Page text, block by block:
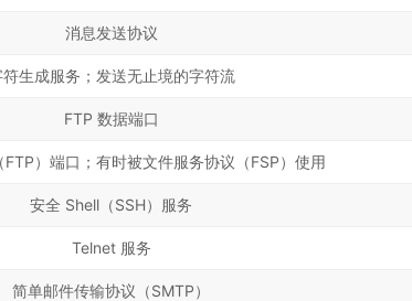
消息发送协议
符生成服务；发送无止境的字符流
FTP 数据端口
）端口；有时被文件服务协议（FSP）使用
安全 Shell（SSH）服务
Telnet 服务
简单邮件传输协议（SMTP）